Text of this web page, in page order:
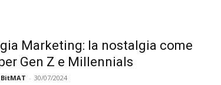
Marketing: la nostalgia come
Gen Z e Millennials
- 30/07/2024